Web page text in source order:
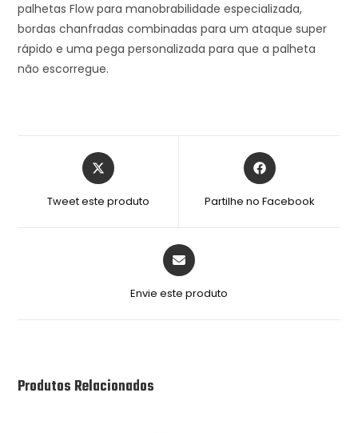
palhetas Flow para manobrabilidade especializada,
bordas chanfradas combinadas para um ataque super
rápido e uma pega personalizada para que a palheta
não escorregue.
Tweet este produto Partilhe no Facebook
Envie este produto
Produtos Relacionados